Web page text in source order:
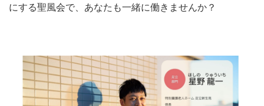
にする聖風会で、あなたも一緒に働きませんか？